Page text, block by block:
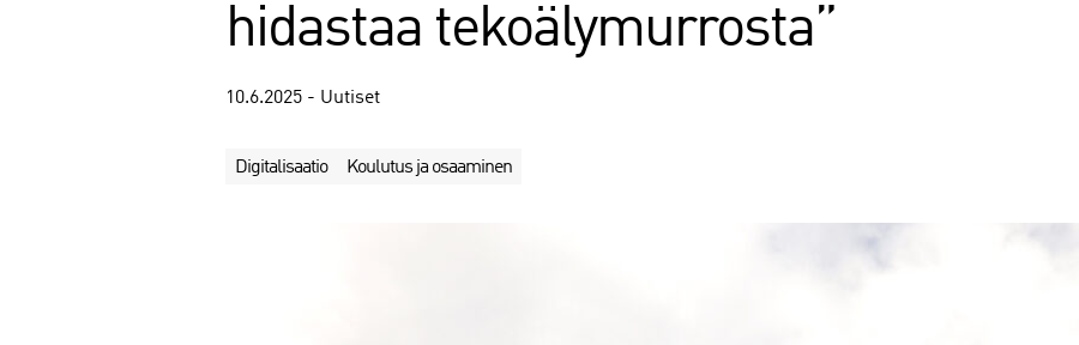
hidastaa tekoälymurrosta”
10.6.2025 - Uutiset
Digitalisaatio Koulutus ja osaaminen